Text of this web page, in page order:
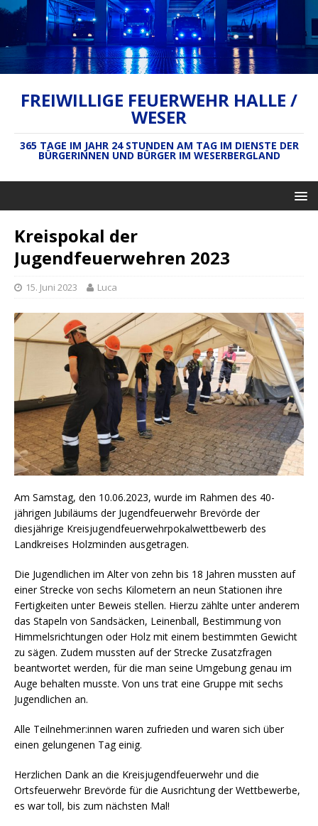
FREIWILLIGE FEUERWEHR HALLE /
WESER
365 TAGE IM JAHR 24 STUNDEN AM TAG IM DIENSTE DER
BÜRGERINNEN UND BÜRGER IM WESERBERGLAND
Kreispokal der
Jugendfeuerwehren 2023
15. Juni 2023 Luca
Am Samstag, den 10.06.2023, wurde im Rahmen des 40-
jährigen Jubiläums der Jugendfeuerwehr Brevörde der
diesjährige Kreisjugendfeuerwehrpokalwettbewerb des
Landkreises Holzminden ausgetragen.
Die Jugendlichen im Alter von zehn bis 18 Jahren mussten auf
einer Strecke von sechs Kilometern an neun Stationen ihre
Fertigkeiten unter Beweis stellen. Hierzu zählte unter anderem
das Stapeln von Sandsäcken, Leinenball, Bestimmung von
Himmelsrichtungen oder Holz mit einem bestimmten Gewicht
zu sägen. Zudem mussten auf der Strecke Zusatzfragen
beantwortet werden, für die man seine Umgebung genau im
Auge behalten musste. Von uns trat eine Gruppe mit sechs
Jugendlichen an.
Alle Teilnehmer:innen waren zufrieden und waren sich über
einen gelungenen Tag einig.
Herzlichen Dank an die Kreisjugendfeuerwehr und die
Ortsfeuerwehr Brevörde für die Ausrichtung der Wettbewerbe,
es war toll, bis zum nächsten Mal!